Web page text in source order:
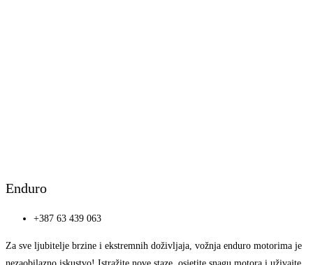
Enduro
+387 63 439 063
Za sve ljubitelje brzine i ekstremnih doživljaja, vožnja enduro motorima je